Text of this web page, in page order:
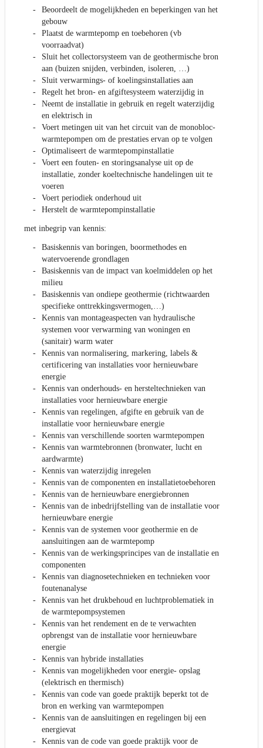
Beoordeelt de mogelijkheden en beperkingen van het
gebouw
Plaatst de warmtepomp en toebehoren (vb
voorraadvat)
Sluit het collectorsysteem van de geothermische bron
aan (buizen snijden, verbinden, isoleren, …)
Sluit verwarmings- of koelingsinstallaties aan
Regelt het bron- en afgiftesysteem waterzijdig in
Neemt de installatie in gebruik en regelt waterzijdig
en elektrisch in
Voert metingen uit van het circuit van de monobloc-
warmtepompen om de prestaties ervan op te volgen
Optimaliseert de warmtepompinstallatie
Voert een fouten- en storingsanalyse uit op de
installatie, zonder koeltechnische handelingen uit te
voeren
Voert periodiek onderhoud uit
Herstelt de warmtepompinstallatie
met inbegrip van kennis:
Basiskennis van boringen, boormethodes en
watervoerende grondlagen
Basiskennis van de impact van koelmiddelen op het
milieu
Basiskennis van ondiepe geothermie (richtwaarden
specifieke onttrekkingsvermogen,…)
Kennis van montageaspecten van hydraulische
systemen voor verwarming van woningen en
(sanitair) warm water
Kennis van normalisering, markering, labels &
certificering van installaties voor hernieuwbare
energie
Kennis van onderhouds- en hersteltechnieken van
installaties voor hernieuwbare energie
Kennis van regelingen, afgifte en gebruik van de
installatie voor hernieuwbare energie
Kennis van verschillende soorten warmtepompen
Kennis van warmtebronnen (bronwater, lucht en
aardwarmte)
Kennis van waterzijdig inregelen
Kennis van de componenten en installatietoebehoren
Kennis van de hernieuwbare energiebronnen
Kennis van de inbedrijfstelling van de installatie voor
hernieuwbare energie
Kennis van de systemen voor geothermie en de
aansluitingen aan de warmtepomp
Kennis van de werkingsprincipes van de installatie en
componenten
Kennis van diagnosetechnieken en technieken voor
foutenanalyse
Kennis van het drukbehoud en luchtproblematiek in
de warmtepompsystemen
Kennis van het rendement en de te verwachten
opbrengst van de installatie voor hernieuwbare
energie
Kennis van hybride installaties
Kennis van mogelijkheden voor energie- opslag
(elektrisch en thermisch)
Kennis van code van goede praktijk beperkt tot de
bron en werking van warmtepompen
Kennis van de aansluitingen en regelingen bij een
energievat
Kennis van de code van goede praktijk voor de